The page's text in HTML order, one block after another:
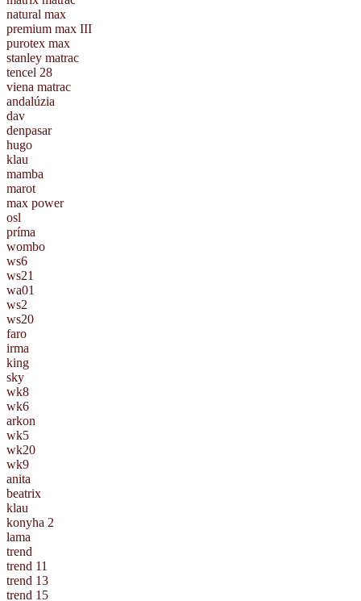
natural max
premium max III
purotex max
stanley matrac
tencel 28
viena matrac
andalúzia
dav
denpasar
hugo
klau
mamba
marot
max power
osl
príma
wombo
ws6
ws21
wa01
ws2
ws20
faro
irma
king
sky
wk8
wk6
arkon
wk5
wk20
wk9
anita
beatrix
klau
konyha 2
lama
trend
trend 11
trend 13
trend 15